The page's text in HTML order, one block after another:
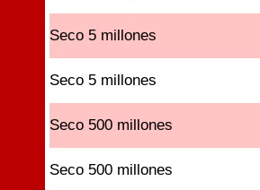
Seco 5 millones
Seco 5 millones
Seco 500 millones
Seco 500 millones